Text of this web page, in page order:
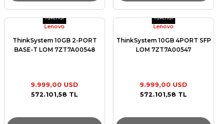
Tükendi
Lenovo
ThinkSystem 10GB 2-PORT
BASE-T LOM 7ZT7A00548
9.999,00 USD
572.101,58 TL
Tükendi
Lenovo
ThinkSystem 10GB 4PORT SFP
LOM 7ZT7A00547
9.999,00 USD
572.101,58 TL